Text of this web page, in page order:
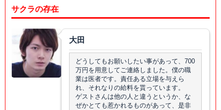
サクラの存在
大田
どうしてもお願いしたい事があって、700
万円を用意してご連絡しました。僕の職
業は医者です。責任ある立場を与えら
れ、それなりの給料を貰っています。
ゲストさんは他の人と違うというか、な
ぜかとても惹かれるものがあって、是非